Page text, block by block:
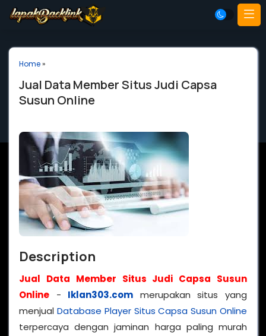
Home»
Jual Data Member Situs Judi Capsa
Susun Online
Description
Jual Data Member Situs Judi Capsa Susun
Online - Iklan303.com merupakan situs yang
menjual Database Player Situs Capsa Susun Online
terpercaya dengan jaminan harga paling murah